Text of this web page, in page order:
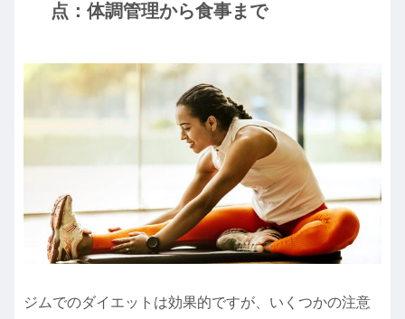
点：体調管理から食事まで
ジムでのダイエットは効果的ですが、いくつかの注意